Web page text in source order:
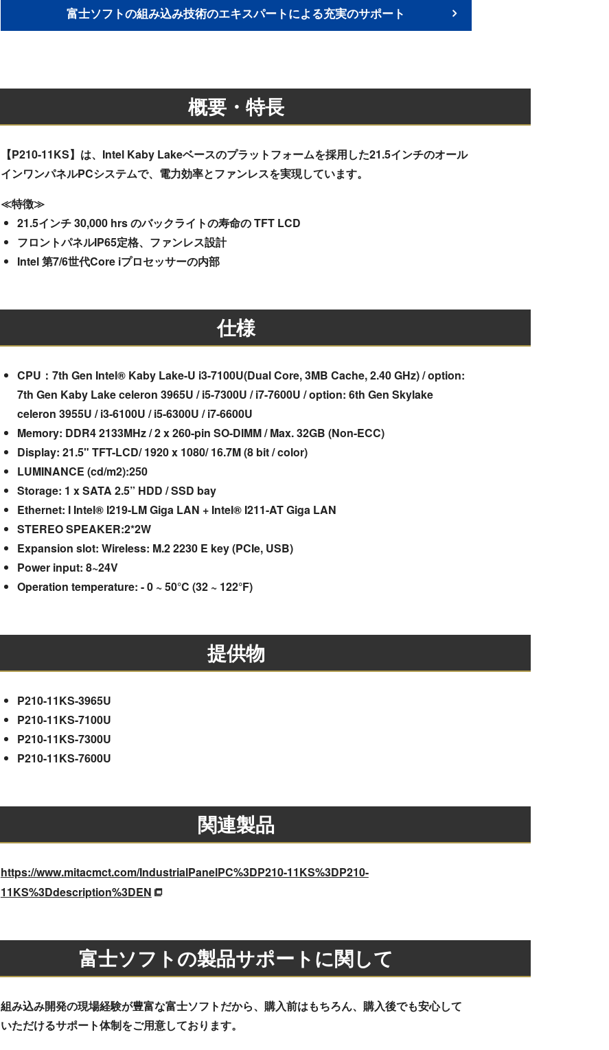
富士ソフトの組み込み技術のエキスパートによる充実のサポート
概要・特長
【P210-11KS】は、Intel Kaby Lakeベースのプラットフォームを採用した21.5インチのオール
インワンパネルPCシステムで、電力効率とファンレスを実現しています。
≪特徴≫
21.5インチ 30,000 hrs のバックライトの寿命の TFT LCD
フロントパネルIP65定格、ファンレス設計
Intel 第7/6世代Core iプロセッサーの内部
仕様
CPU：7th Gen Intel® Kaby Lake-U i3-7100U(Dual Core, 3MB Cache, 2.40 GHz) / option:
7th Gen Kaby Lake celeron 3965U / i5-7300U / i7-7600U / option: 6th Gen Skylake
celeron 3955U / i3-6100U / i5-6300U / i7-6600U
Memory: DDR4 2133MHz / 2 x 260-pin SO-DIMM / Max. 32GB (Non-ECC)
Display: 21.5" TFT-LCD/ 1920 x 1080/ 16.7M (8 bit / color)
LUMINANCE (cd/m2):250
Storage: 1 x SATA 2.5” HDD / SSD bay
Ethernet: I Intel® I219-LM Giga LAN + Intel® I211-AT Giga LAN
STEREO SPEAKER:2*2W
Expansion slot: Wireless: M.2 2230 E key (PCIe, USB)
Power input: 8~24V
Operation temperature: - 0 ~ 50°C (32 ~ 122°F)
提供物
P210-11KS-3965U
P210-11KS-7100U
P210-11KS-7300U
P210-11KS-7600U
関連製品
https://www.mitacmct.com/IndustrialPanelPC%3DP210-11KS%3DP210-
11KS%3Ddescription%3DEN
富士ソフトの製品サポートに関して
組み込み開発の現場経験が豊富な富士ソフトだから、購入前はもちろん、購入後でも安心して
いただけるサポート体制をご用意しております。